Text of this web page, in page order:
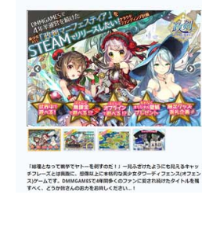
AI活用のいまが分かる
企業ITのトレンドを詳説
経営リーダーのコミュニティ
マーケ×ITの今がよく分かる
ITエンジニア向け専門サイト
企業向けIT製品の総合サイト